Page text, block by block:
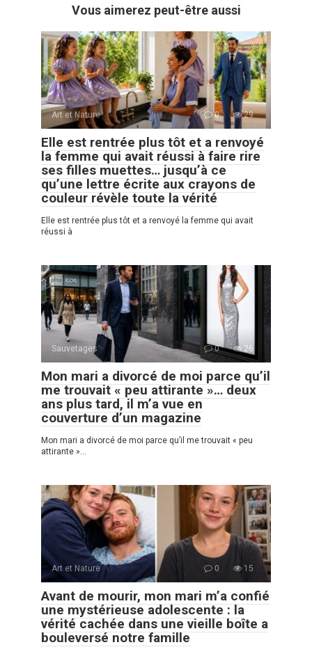
Vous aimerez peut-être aussi
Art et Nature 0 29
Elle est rentrée plus tôt et a renvoyé
la femme qui avait réussi à faire rire
ses filles muettes… jusqu’à ce
qu’une lettre écrite aux crayons de
couleur révèle toute la vérité
Elle est rentrée plus tôt et a renvoyé la femme qui avait
réussi à
Sauvetages 0 26
Mon mari a divorcé de moi parce qu’il
me trouvait « peu attirante »… deux
ans plus tard, il m’a vue en
couverture d’un magazine
Mon mari a divorcé de moi parce qu’il me trouvait « peu
attirante »…
Art et Nature 0 15
Avant de mourir, mon mari m’a confié
une mystérieuse adolescente : la
vérité cachée dans une vieille boîte a
bouleversé notre famille